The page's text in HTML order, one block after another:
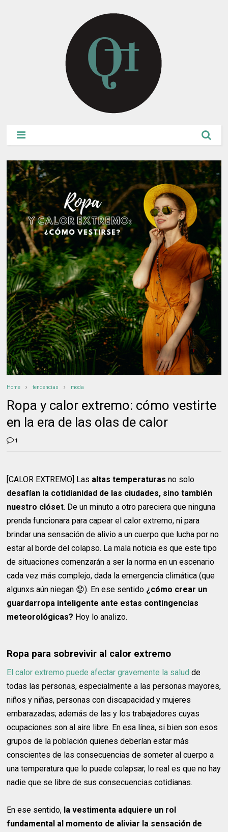
Home tendencias moda
Ropa y calor extremo: cómo vestirte
en la era de las olas de calor
1
[CALOR EXTREMO] Las altas temperaturas no solo
desafían la cotidianidad de las ciudades, sino también
nuestro clóset. De un minuto a otro pareciera que ninguna
prenda funcionara para capear el calor extremo, ni para
brindar una sensación de alivio a un cuerpo que lucha por no
estar al borde del colapso. La mala noticia es que este tipo
de situaciones comenzarán a ser la norma en un escenario
cada vez más complejo, dada la emergencia climática (que
algunxs aún niegan 😟). En ese sentido ¿cómo crear un
guardarropa inteligente ante estas contingencias
meteorológicas? Hoy lo analizo.
Ropa para sobrevivir al calor extremo
El calor extremo puede afectar gravemente la salud de
todas las personas, especialmente a las personas mayores,
niños y niñas, personas con discapacidad y mujeres
embarazadas; además de las y los trabajadores cuyas
ocupaciones son al aire libre. En esa línea, si bien son esos
grupos de la población quienes deberían estar más
conscientes de las consecuencias de someter al cuerpo a
una temperatura que lo puede colapsar, lo real es que no hay
nadie que se libre de sus consecuencias cotidianas.
En ese sentido, la vestimenta adquiere un rol
fundamental al momento de aliviar la sensación de